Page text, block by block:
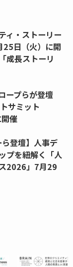
ィ・ストーリー
25日（火）に開
成長ストーリ
ープらが登壇
サミット
催
ら登壇】人事デ
プを紐解く「人
2026」7月29